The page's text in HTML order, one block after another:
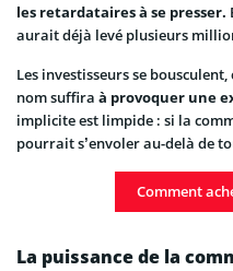
les retardataires à se presser.
aurait déjà levé plusieurs
Les investisseurs se
nom suffira à provoquer une
implicite est limpide : si la
pourrait s’envoler au-delà de
Comment
La puissance de la